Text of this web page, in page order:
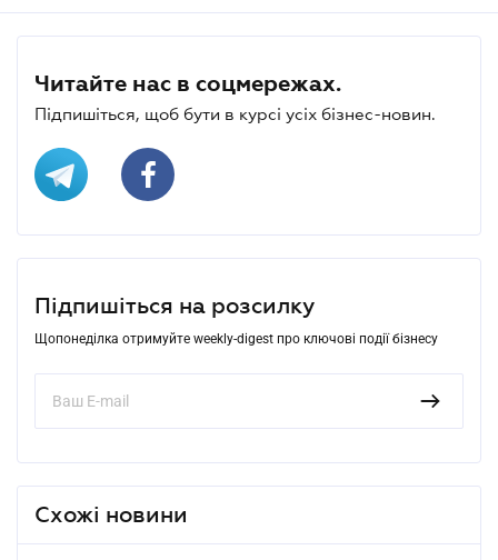
Читайте нас в соцмережах.
Підпишіться, щоб бути в курсі усіх бізнес-новин.
Підпишіться на розсилку
Щопонеділка отримуйте weekly-digest про ключові події бізнесу
Схожі новини